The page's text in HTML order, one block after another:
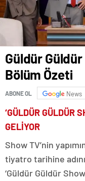
Güldür Güldür
Bölüm Özeti
ABONE OL News
‘GÜLDÜR GÜLDÜR
GELİYOR
Show TV’nin
tiyatro tarihine
‘Güldür Güldür